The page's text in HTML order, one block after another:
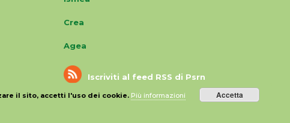
Crea
Agea
Iscriviti al feed RSS di Psrn
il sito, accetti l'uso dei cookie. Più informazioni Accetta